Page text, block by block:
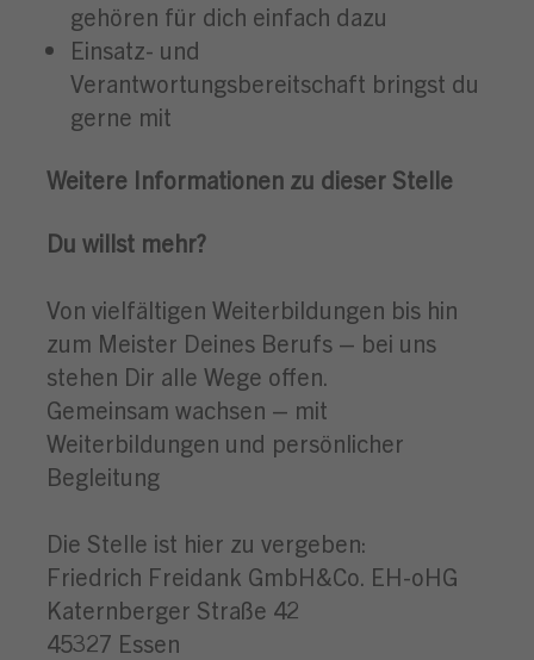
gehören für dich einfach dazu
Einsatz- und
Verantwortungsbereitschaft bringst du
gerne mit
Weitere Informationen zu dieser Stelle
Du willst mehr?
Von vielfältigen Weiterbildungen bis hin
zum Meister Deines Berufs – bei uns
stehen Dir alle Wege offen.
Gemeinsam wachsen – mit
Weiterbildungen und persönlicher
Begleitung
Die Stelle ist hier zu vergeben:
Friedrich Freidank GmbH&Co. EH-oHG
Katernberger Straße 42
45327 Essen